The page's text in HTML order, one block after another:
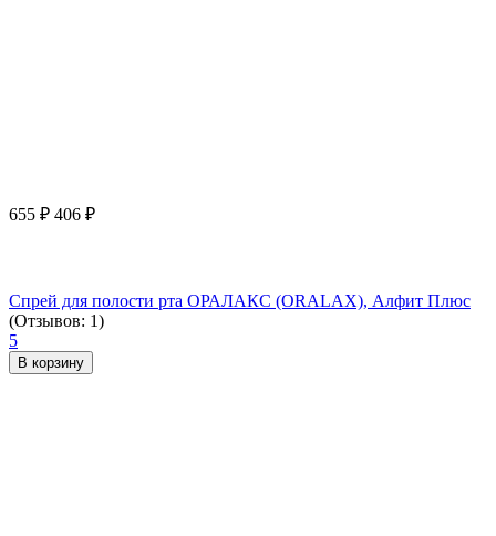
655 ₽ 406 ₽
Спрей для полости рта ОРАЛАКС (ORALAX), Алфит Плюс
(Отзывов: 1)
5
В корзину